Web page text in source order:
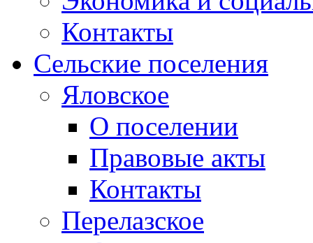
Контакты
Сельские поселения
Яловское
О поселении
Правовые акты
Контакты
Перелазское